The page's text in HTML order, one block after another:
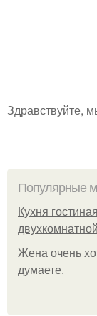
Здравствуйте,
Популярные
Кухня
Жена очень
думаете.